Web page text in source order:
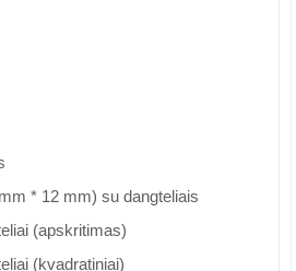
* 12 mm) su dangteliais
(apskritimas)
(kvadratiniai)